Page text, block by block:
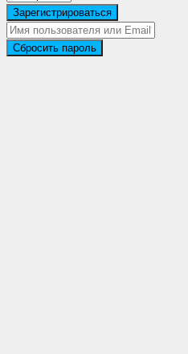
Зарегистрироваться
Сбросить пароль